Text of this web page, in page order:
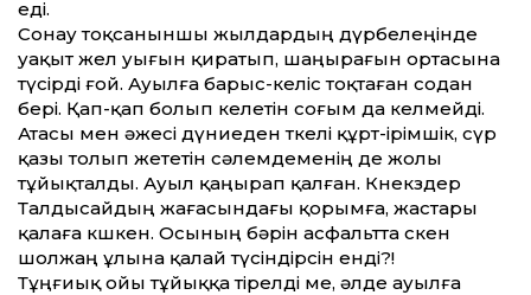
еді.
Сонау тоқсаныншы жылдардың дүрбелеңінде
уақыт жел уығын қиратып, шаңырағын ортасына
түсірді ғой. Ауылға барыс-келіс тоқтаған содан
бері. Қап-қап болып келетін соғым да келмейді.
Атасы мен әжесі дүниеден өткелі құрт-ірімшік, сүр
қазы толып жететін сәлемдеменің де жолы
тұйықталды. Ауыл қаңырап қалған. Көнекөздер
Талдысайдың жағасындағы қорымға, жастары
қалаға көшкен. Осының бәрін асфальтта өскен
шолжаң ұлына қалай түсіндірсін енді?!
Тұңғиық ойы тұйыққа тірелді ме, әлде ауылға